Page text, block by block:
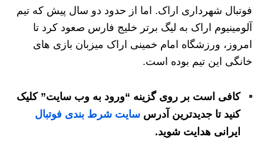
فوتبال شهرداری اراک. اما از حدود دو سال پیش که تیم
آلومینیوم اراک به لیگ برتر خلیج فارس صعود کرد تا
امروز، ورزشگاه امام خمینی اراک میزبان بازی های
خانگی این تیم بوده است.
کافی است بر روی گزینه “ورود به وب سایت” کلیک
کنید تا جدیدترین آدرس سایت شرط بندی فوتبال
ایرانی هدایت شوید.